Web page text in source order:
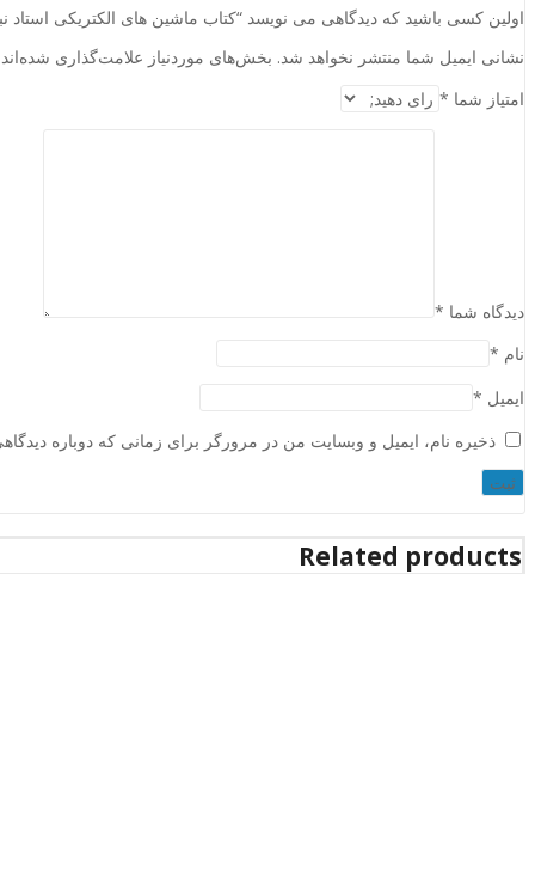
اولین کسی باشید که دیدگاهی می نویسد “کتاب ماشین های الکتریکی استاد
نشانی ایمیل شما منتشر نخواهد شد. بخش‌های موردنیاز علامت‌گذاری
امتیاز شما *
دیدگاه شما *
نام *
ایمیل *
ذخیره نام، ایمیل و وبسایت من در مرورگر برای زمانی که دوباره
Related products